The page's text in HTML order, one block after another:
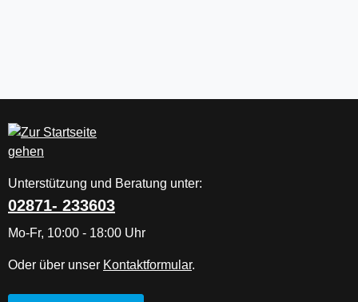
Unterstützung und Beratung unter:
02871- 233603
Mo-Fr, 10:00 - 18:00 Uhr
Oder über unser Kontaktformular.